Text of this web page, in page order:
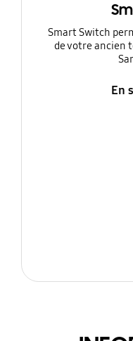
Smart Switch
de votre ancien
En